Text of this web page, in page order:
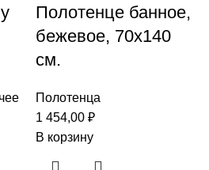
Полотенце банное,
бежевое, 70х140
см.
Полотенца
1 454,00 ₽
В корзину